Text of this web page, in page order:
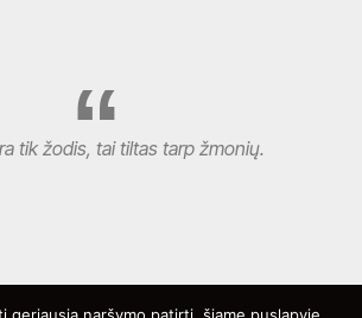
tik žodis, tai tiltas tarp žmonių.